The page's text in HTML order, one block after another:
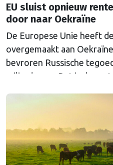
EU sluist opnieuw
door naar Oekraïne
De Europese Unie heeft
overgemaakt aan
bevroren Russische
miljard euro. Dat is de
Euroclear parkeerde. De